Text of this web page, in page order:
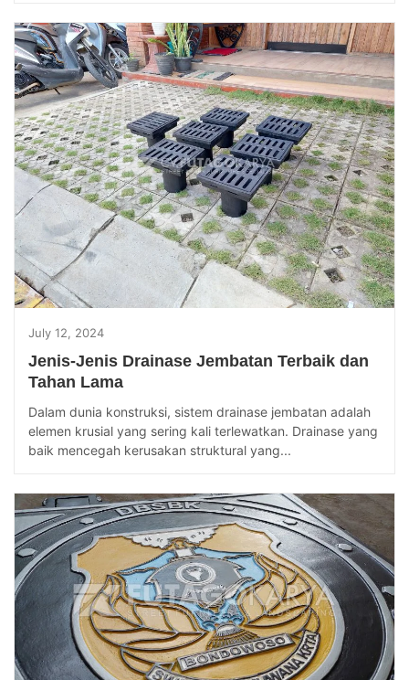
July 12, 2024
Jenis-Jenis Drainase Jembatan Terbaik dan
Tahan Lama
Dalam dunia konstruksi, sistem drainase jembatan adalah
elemen krusial yang sering kali terlewatkan. Drainase yang
baik mencegah kerusakan struktural yang...